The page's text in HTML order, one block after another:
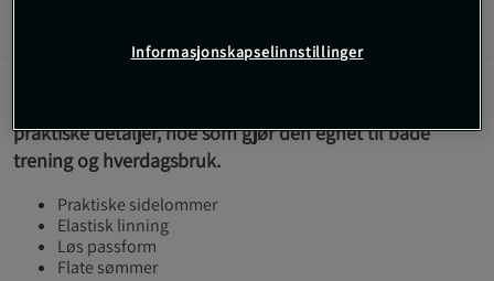
praktiske detaljer, noe som gjør den egnet til både
trening og hverdagsbruk.
Praktiske sidelommer
Elastisk linning
Løs passform
Flate sømmer
Informasjonskapselinnstillinger